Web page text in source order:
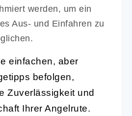
werden, um ein
Aus- und Einfahren zu
einfachen, aber
befolgen,
Zuverlässigkeit und
Ihrer Angelrute.